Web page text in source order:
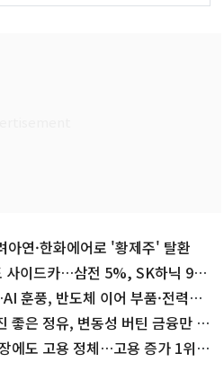
아연·한화에어로 '황제주' 탈환
사이드카…삼전 5%, SK하닉 9%
훈풍, 반도체 이어 부품·전력기
좋은 정유, 변동성 버틴 금융만 살
에도 고용 정체…고용 증가 1위